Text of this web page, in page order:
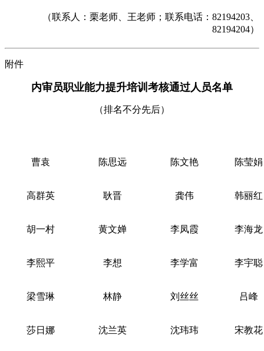
（联系人：栗老师、王老师；联系电话：82194203、
82194204）
附件
内审员职业能力提升培训考核通过人员名单
（排名不分先后）
曹袁 陈思远 陈文艳 陈莹娟
高群英 耿晋 龚伟 韩丽红
胡一村 黄文婵 李凤霞 李海龙
李熙平 李想 李学富 李宇聪
梁雪琳 林静 刘丝丝 吕峰
莎日娜 沈兰英 沈玮玮 宋教花